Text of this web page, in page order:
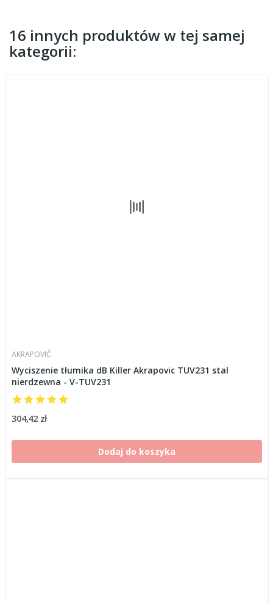
16 innych produktów w tej samej
kategorii:
AKRAPOVIČ
Wyciszenie tłumika dB Killer Akrapovic TUV231 stal
nierdzewna - V-TUV231
304,42 zł
Dodaj do koszyka